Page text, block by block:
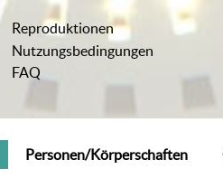
Reproduktionen
Nutzungsbedingungen
FAQ
Personen/Körperschaften